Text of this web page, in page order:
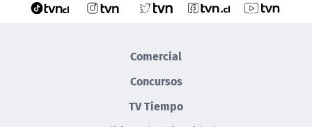
Comercial
Concursos
TV Tiempo